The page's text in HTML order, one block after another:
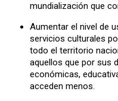
mundialización que
Aumentar el nivel de
servicios culturales
todo el territorio
aquellos que por sus
económicas,
acceden menos.